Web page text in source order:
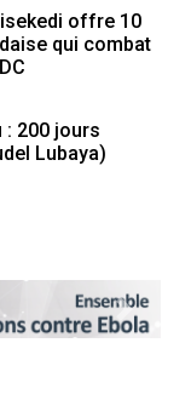
offre 10
qui combat
: 200 jours
Lubaya)
Next